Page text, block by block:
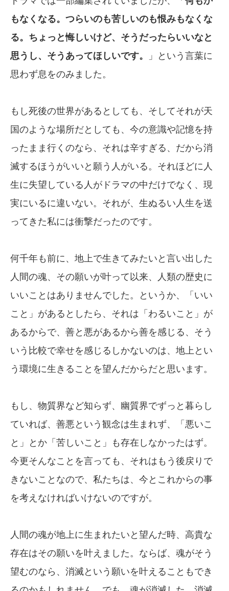
もなくなる。つらいのも苦しいのも恨みもなくな
る。ちょっと悔しいけど、そうだったらいいなと
思うし、そうあってほしいです。
」という言葉に
思わず息をのみました。
もし死後の世界があるとしても、そしてそれが天
国のような場所だとしても、今の意識や記憶を持
ったまま行くのなら、それは辛すぎる、だから消
滅するほうがいいと願う人がいる。それほどに人
生に失望している人がドラマの中だけでなく、現
実にいるに違いない。それが、生ぬるい人生を送
ってきた私には衝撃だったのです。
何千年も前に、地上で生きてみたいと言い出した
人間の魂、その願いが叶って以来、人類の歴史に
いいことはありませんでした。というか、「いい
こと」があるとしたら、それは「わるいこと」が
あるからで、善と悪があるから善を感じる、そう
いう比較で幸せを感じるしかないのは、地上とい
う環境に生きることを望んだからだと思います。
もし、物質界など知らず、幽質界でずっと暮らし
ていれば、善悪という観念は生まれず、「悪いこ
と」とか「苦しいこと」も存在しなかったはず。
今更そんなことを言っても、それはもう後戻りで
きないことなので、私たちは、今とこれからの事
を考えなければいけないのですが。
人間の魂が地上に生まれたいと望んだ時、高貴な
存在はその願いを叶えました。ならば、魂がそう
望むのなら、消滅という願いを叶えることもでき